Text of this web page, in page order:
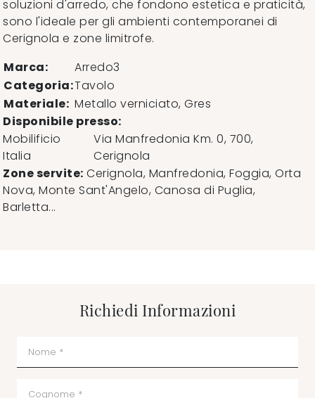
soluzioni d'arredo, che fondono estetica e praticità,
sono l'ideale per gli ambienti contemporanei di
Cerignola e zone limitrofe.
Marca:
Arredo3
Categoria:Tavolo
Materiale: Metallo verniciato, Gres
Disponibile presso:
Mobilificio
Italia
Via Manfredonia Km. 0, 700,
Cerignola
Zone servite: Cerignola, Manfredonia, Foggia, Orta
Nova, Monte Sant'Angelo, Canosa di Puglia,
Barletta...
Richiedi Informazioni